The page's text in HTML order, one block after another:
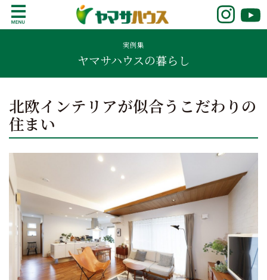
o
鹿児島で注文住宅ならヤマサハウス
新築の注文住宅や建売モデルハウスをお探し
の方はこちら。鹿児島県内で11年連続ナンバ
ーワンの実績を誇る、絆の家でおなじみの
ヤマサハウス。展示場情報や家づくりのこだ
実例集
ヤマサハウスの暮らし
北欧インテリアが似合うこだわりの
住まい